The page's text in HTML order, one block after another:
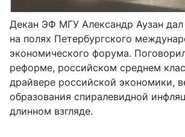
Декан ЭФ МГУ Александр Аузан
на полях Петербургского
экономического форума.
реформе, российском среднем
драйвере российской экономики,
образования спиралевидной
длинном взгляде.